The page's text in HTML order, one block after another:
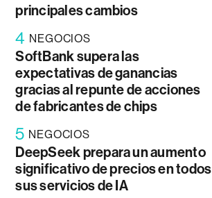
principales cambios
4 NEGOCIOS
SoftBank supera las
expectativas de ganancias
gracias al repunte de acciones
de fabricantes de chips
5 NEGOCIOS
DeepSeek prepara un aumento
significativo de precios en todos
sus servicios de IA